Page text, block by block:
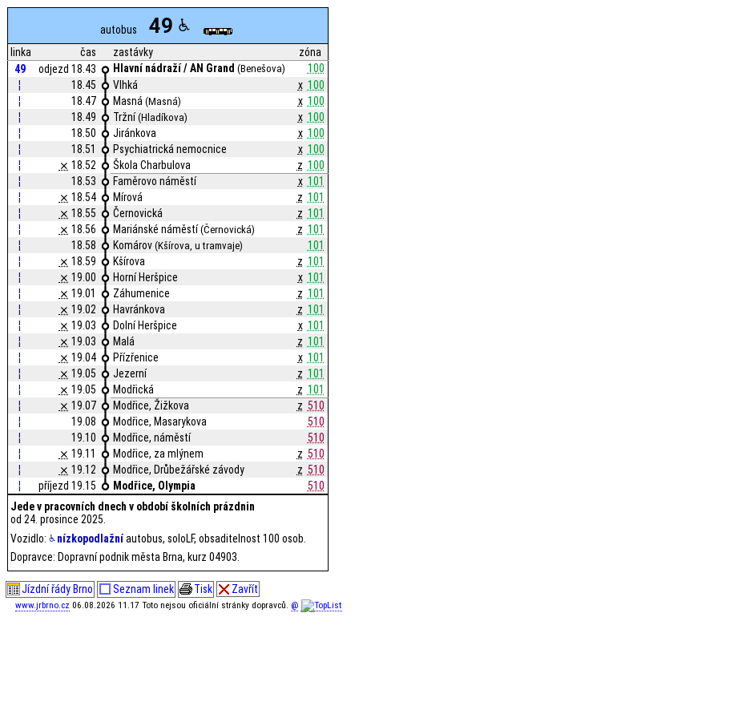
autobus 49
linka čas zastávky
zóna
49
odjezd 18.43 Hlavní nádraží / AN Grand (Benešova)
100
¦
18.45 Vlhká x 100
¦
18.47 Masná(Masná) x 100
¦
18.49 Tržní(Hladíkova) x 100
¦
18.50 Jiránkova x 100
¦
18.51 Psychiatrická nemocnice x 100
¦
⨯ 18.52 Škola Charbulova z 100
¦
18.53 Faměrovo náměstí x 101
¦
⨯ 18.54 Mírová z 101
¦
⨯ 18.55 Černovická z 101
¦
⨯ 18.56 Mariánské náměstí(Černovická) z 101
¦
18.58 Komárov(Kšírova, u tramvaje)
101
¦
⨯ 18.59 Kšírova z 101
¦
⨯ 19.00 Horní Heršpice x 101
¦
⨯ 19.01 Záhumenice z 101
¦
⨯ 19.02 Havránkova z 101
¦
⨯ 19.03 Dolní Heršpice x 101
¦
⨯ 19.03 Malá z 101
¦
⨯ 19.04 Přízřenice x 101
¦
⨯ 19.05 Jezerní z 101
¦
⨯ 19.05 Modřická z 101
¦
⨯ 19.07 Modřice, Žižkova z 510
¦
19.08 Modřice, Masarykova
510
¦
19.10 Modřice, náměstí
510
¦
⨯ 19.11 Modřice, za mlýnem z 510
¦
⨯ 19.12 Modřice, Drůbežářské závody z 510
¦
příjezd 19.15 Modřice, Olympia
510
Jede v pracovních dnech v období školních prázdnin
od 24. prosince 2025.
Vozidlo: nízkopodlažníautobus, soloLF, obsaditelnost 100 osob.
Dopravce: Dopravní podnik města Brna, kurz 04903.
Jízdní řády Brno Seznam linek Tisk Zavřít
www.jrbrno.cz 06.08.2026 11.17 Toto nejsou oficiální stránky dopravců. @